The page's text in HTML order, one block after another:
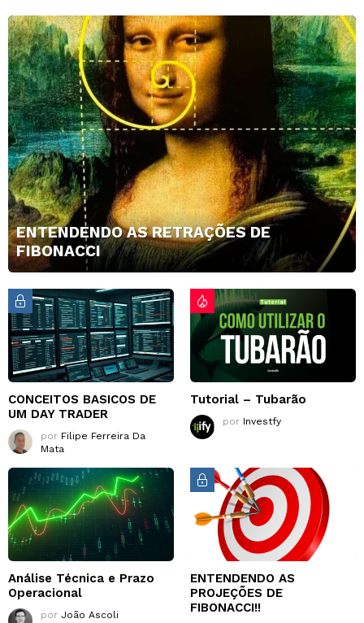
ENTENDENDO AS RETRAÇÕES DE
FIBONACCI
CONCEITOS BASICOS DE
UM DAY TRADER
por Filipe Ferreira Da
Mata
Tutorial – Tubarão
por Investfy
Análise Técnica e Prazo
Operacional
por João Ascoli
ENTENDENDO AS
PROJEÇÕES DE
FIBONACCI!!